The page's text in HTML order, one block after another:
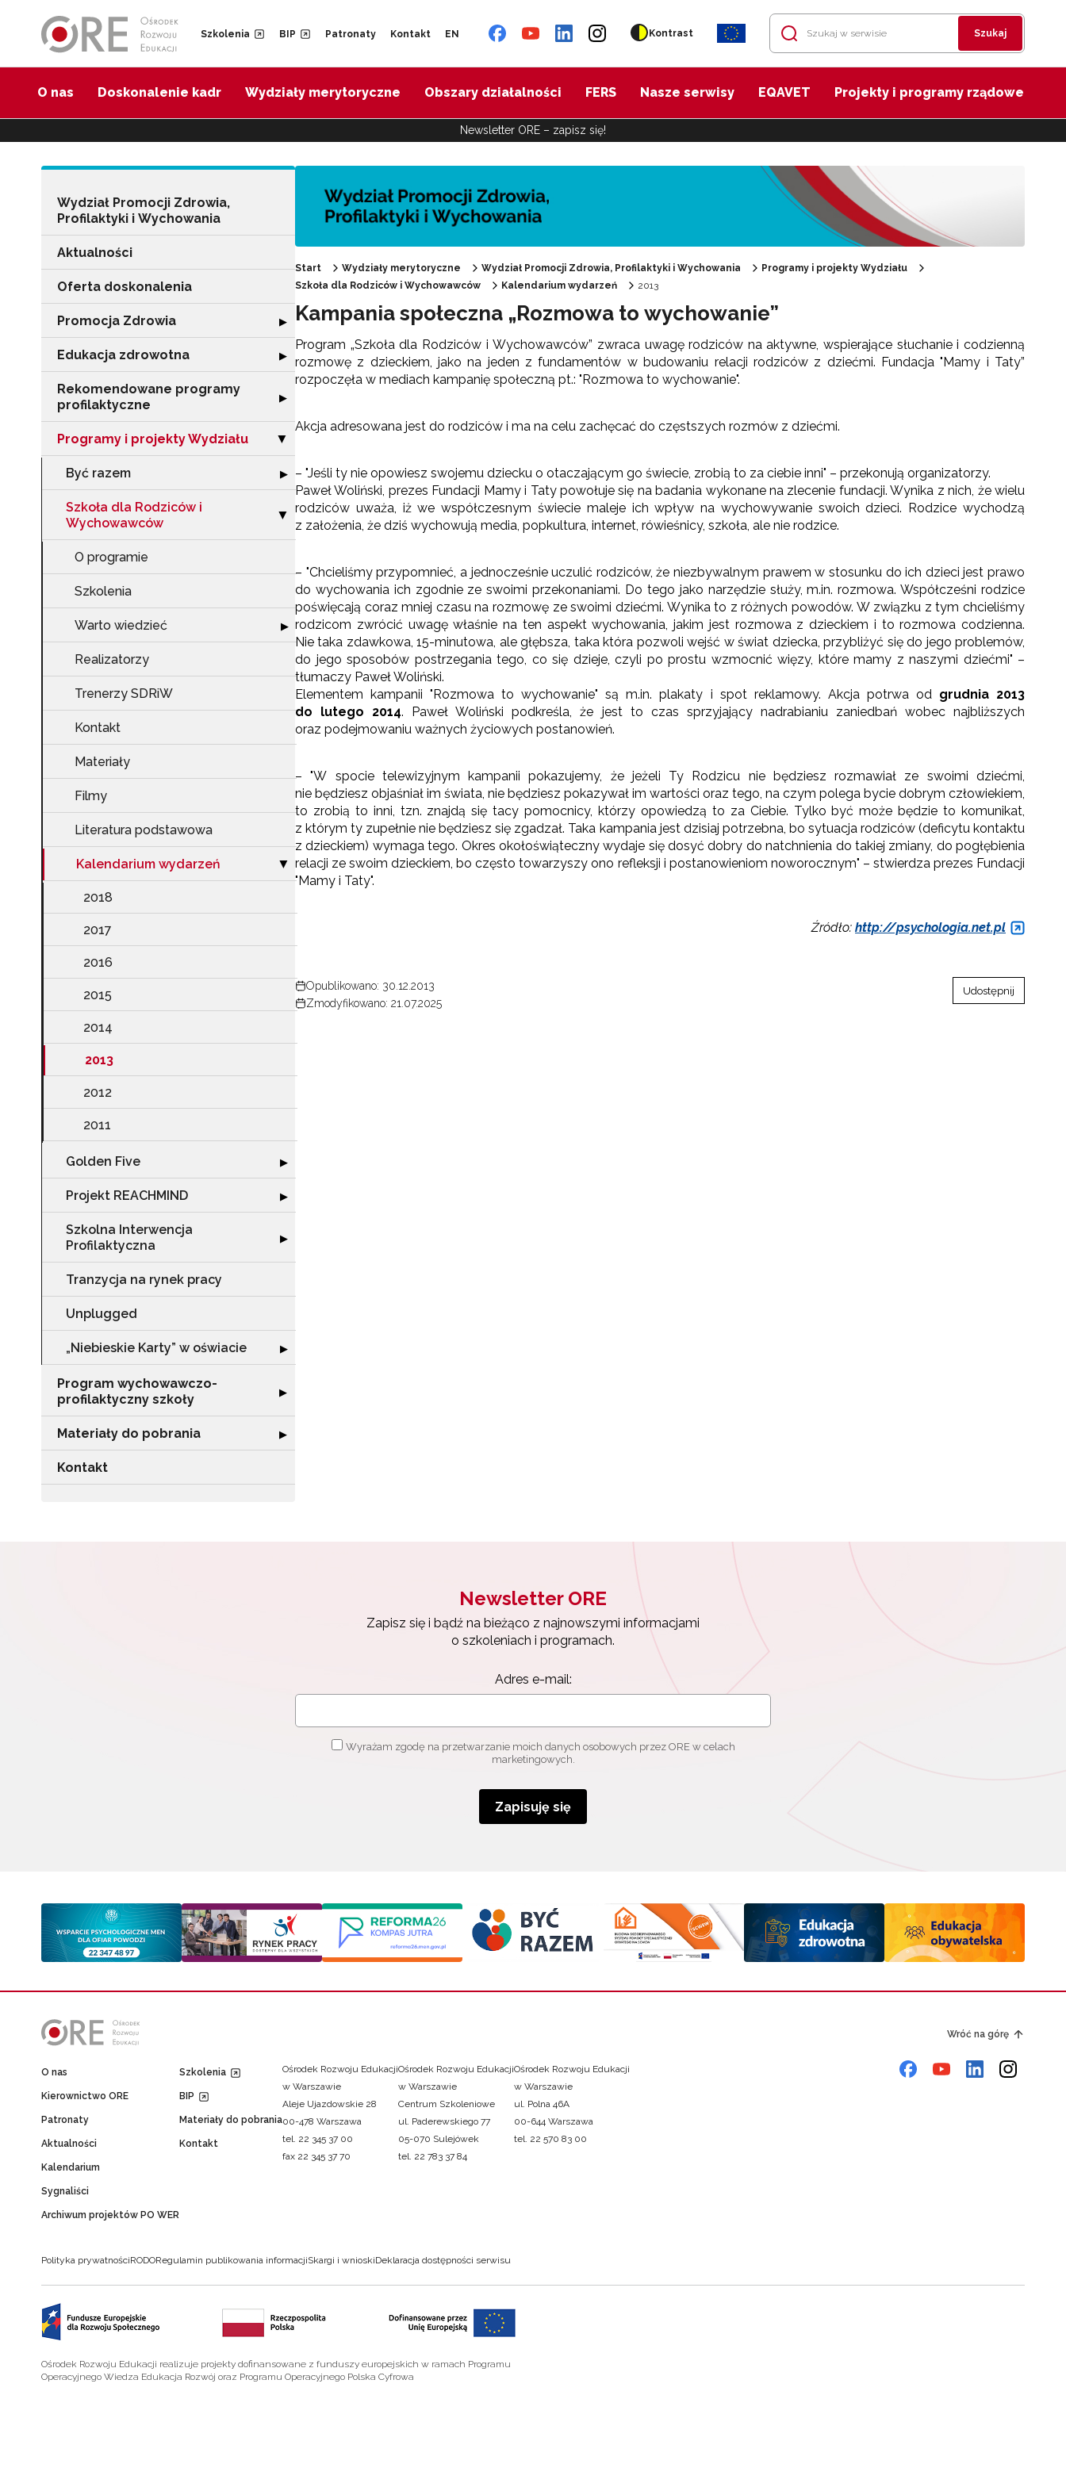
Szkolenia BIP Patronaty Kontakt EN Kontrast Szukaj
O nas Doskonalenie kadr Wydziały merytoryczne Obszary działalności FERS Nasze serwisy EQAVET Projekty i programy rządowe
Newsletter ORE – zapisz się!
Wydział Promocji Zdrowia,
Profilaktyki i Wychowania
Aktualności
Oferta doskonalenia
Promocja Zdrowia Rozwiń sekcję "Promocja Zdrowia"
▶
Edukacja zdrowotna Rozwiń sekcję "Edukacja zdrowotna"
▶
Rekomendowane programy
profilaktyczne
Rozwiń sekcję "Rekomendowane programy profilaktyczne"
▶
Programy i projekty Wydziału Zwiń sekcję "Programy i projekty Wydziału"
▶
Być razem Rozwiń sekcję "Być razem"
▶
Szkoła dla Rodziców i
Wychowawców
Zwiń sekcję "Szkoła dla Rodziców i Wychowawców"
▶
O programie
Szkolenia
Warto wiedzieć Rozwiń sekcję "Warto wiedzieć"
▶
Realizatorzy
Trenerzy SDRiW
Kontakt
Materiały
Filmy
Literatura podstawowa
Kalendarium wydarzeń Zwiń sekcję "Kalendarium wydarzeń"
▶
2018
2017
2016
2015
2014
2013
2012
2011
Golden Five Rozwiń sekcję "Golden Five"
▶
Projekt REACHMIND Rozwiń sekcję "Projekt REACHMIND"
▶
Szkolna Interwencja
Profilaktyczna
Rozwiń sekcję "Szkolna Interwencja Profilaktyczna"
▶
Tranzycja na rynek pracy
Unplugged
„Niebieskie Karty” w oświacie Rozwiń sekcję "„Niebieskie Karty” w oświacie"
▶
Program wychowawczo-
profilaktyczny szkoły
Rozwiń sekcję "Program wychowawczo-profilaktyczny szkoły"
▶
Materiały do pobrania Rozwiń sekcję "Materiały do pobrania"
▶
Kontakt
Start Wydziały merytoryczne Wydział Promocji Zdrowia, Profilaktyki i Wychowania
Programy i projekty Wydziału
Szkoła dla Rodziców i Wychowawców
Kalendarium wydarzeń 2013
Kampania społeczna „Rozmowa to wychowanie”
Program „Szkoła dla Rodziców i Wychowawców” zwraca uwagę rodziców na aktywne, wspierające słuchanie i codzienną
rozmowę z dzieckiem, jako na jeden z fundamentów w budowaniu relacji rodziców z dziećmi. Fundacja "Mamy i Taty”
rozpoczęła w mediach kampanię społeczną pt.: "Rozmowa to wychowanie".
Akcja adresowana jest do rodziców i ma na celu zachęcać do częstszych rozmów z dziećmi.
– "Jeśli ty nie opowiesz swojemu dziecku o otaczającym go świecie, zrobią to za ciebie inni" – przekonują organizatorzy.
Paweł Woliński, prezes Fundacji Mamy i Taty powołuje się na badania wykonane na zlecenie fundacji. Wynika z nich, że wielu
rodziców uważa, iż we współczesnym świecie maleje ich wpływ na wychowywanie swoich dzieci. Rodzice wychodzą
z założenia, że dziś wychowują media, popkultura, internet, rówieśnicy, szkoła, ale nie rodzice.
– "Chcieliśmy przypomnieć, a jednocześnie uczulić rodziców, że niezbywalnym prawem w stosunku do ich dzieci jest prawo
do wychowania ich zgodnie ze swoimi przekonaniami. Do tego jako narzędzie służy, m.in. rozmowa. Współcześni rodzice
poświęcają coraz mniej czasu na rozmowę ze swoimi dziećmi. Wynika to z różnych powodów. W związku z tym chcieliśmy
rodzicom zwrócić uwagę właśnie na ten aspekt wychowania, jakim jest rozmowa z dzieckiem i to rozmowa codzienna.
Nie taka zdawkowa, 15-minutowa, ale głębsza, taka która pozwoli wejść w świat dziecka, przybliżyć się do jego problemów,
do jego sposobów postrzegania tego, co się dzieje, czyli po prostu wzmocnić więzy, które mamy z naszymi dziećmi" –
tłumaczy Paweł Woliński.
Elementem kampanii "Rozmowa to wychowanie" są m.in. plakaty i spot reklamowy. Akcja potrwa od grudnia 2013
do lutego 2014. Paweł Woliński podkreśla, że jest to czas sprzyjający nadrabianiu zaniedbań wobec najbliższych
oraz podejmowaniu ważnych życiowych postanowień.
– "W spocie telewizyjnym kampanii pokazujemy, że jeżeli Ty Rodzicu nie będziesz rozmawiał ze swoimi dziećmi,
nie będziesz objaśniał im świata, nie będziesz pokazywał im wartości oraz tego, na czym polega bycie dobrym człowiekiem,
to zrobią to inni, tzn. znajdą się tacy pomocnicy, którzy opowiedzą to za Ciebie. Tylko być może będzie to komunikat,
z którym ty zupełnie nie będziesz się zgadzał. Taka kampania jest dzisiaj potrzebna, bo sytuacja rodziców (deficytu kontaktu
z dzieckiem) wymaga tego. Okres okołoświąteczny wydaje się dosyć dobry do natchnienia do takiej zmiany, do pogłębienia
relacji ze swoim dzieckiem, bo często towarzyszy ono refleksji i postanowieniom noworocznym" – stwierdza prezes Fundacji
"Mamy i Taty".
Źródło: http://psychologia.net.pl
Opublikowano: 30.12.2013
Zmodyfikowano: 21.07.2025
Udostępnij
Newsletter ORE
Zapisz się i bądź na bieżąco z najnowszymi informacjami
o szkoleniach i programach.
Adres e-mail:
Wyrażam zgodę na przetwarzanie moich danych osobowych przez ORE w celach
marketingowych.
Zapisuję się
Wróć na górę
O nas
Kierownictwo ORE
Patronaty
Aktualności
Kalendarium
Sygnaliści
Archiwum projektów PO WER
Szkolenia
BIP
Materiały do pobrania
Kontakt
Ośrodek Rozwoju Edukacji
w Warszawie
Aleje Ujazdowskie 28
00-478 Warszawa
tel. 22 345 37 00
fax 22 345 37 70
Ośrodek Rozwoju Edukacji
w Warszawie
Centrum Szkoleniowe
ul. Paderewskiego 77
05-070 Sulejówek
tel. 22 783 37 84
Ośrodek Rozwoju Edukacji
w Warszawie
ul. Polna 46A
00-644 Warszawa
tel. 22 570 83 00
Polityka prywatnościRODORegulamin publikowania informacjiSkargi i wnioskiDeklaracja dostępności serwisu
Ośrodek Rozwoju Edukacji realizuje projekty dofinansowane z funduszy europejskich w ramach Programu
Operacyjnego Wiedza Edukacja Rozwój oraz Programu Operacyjnego Polska Cyfrowa